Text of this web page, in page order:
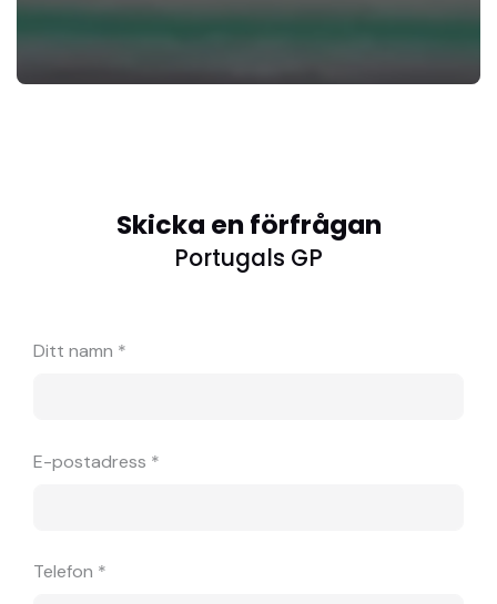
Skicka en förfrågan
Portugals GP
Ditt namn *
E-postadress *
Telefon *